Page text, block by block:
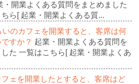
・開業よくある質問をまとめました
ら[ 起業・開業よくある質...
いのカフェを開業すると、客席は何
すか？ 起業・開業よくある質問を
した 一覧はこちら[ 起業・開業よくあ
フェを開業したとすると、客席はど